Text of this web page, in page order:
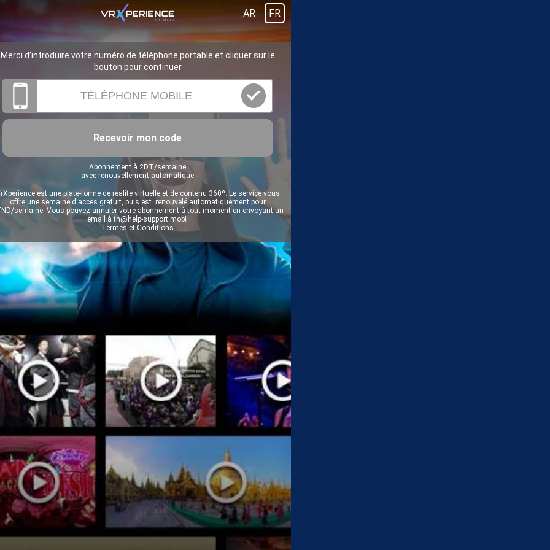
AR FR
Merci d’introduire votre numéro de téléphone portable et cliquer sur le
bouton pour continuer
Recevoir mon code
Abonnement à 2DT/semaine
avec renouvellement automatique
est une plate-forme de réalité virtuelle et de contenu 360º. Le service vous
offre une semaine d'accès gratuit, puis est renouvelé automatiquement pour
semaine. Vous pouvez annuler votre abonnement à tout moment en envoyant un
email àtn@help-support.mobi
Termes et Conditions